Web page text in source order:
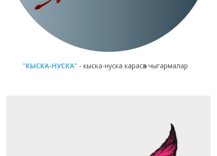
"КЫСКА-НУСКА" - кыска-нуска карасөз чыгармалар